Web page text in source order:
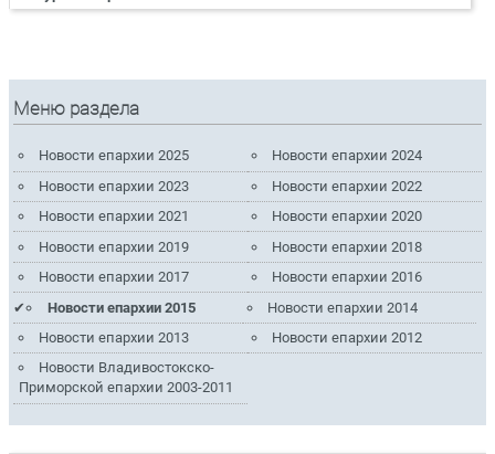
Меню раздела
Новости епархии 2025
Новости епархии 2024
Новости епархии 2023
Новости епархии 2022
Новости епархии 2021
Новости епархии 2020
Новости епархии 2019
Новости епархии 2018
Новости епархии 2017
Новости епархии 2016
Новости епархии 2015
Новости епархии 2014
Новости епархии 2013
Новости епархии 2012
Новости Владивостокско-
Приморской епархии 2003-2011